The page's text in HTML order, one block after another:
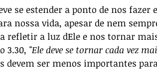
se estender a ponto de nos fazer
nossa vida, apesar de nem
refletir a luz dEle e nos tornar
3.30, "Ele deve se tornar cada vez
devem ser menos importantes